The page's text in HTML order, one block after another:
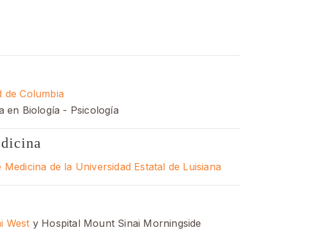
de Columbia
en Biología - Psicología
Medicina de la Universidad Estatal de Luisiana
West y Hospital Mount Sinai Morningside